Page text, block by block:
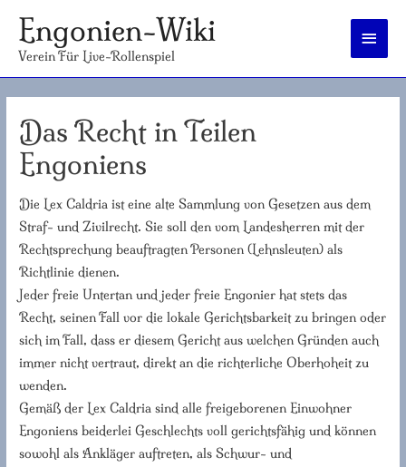
Engonien-Wiki
Verein Für Live-Rollenspiel
Das Recht in Teilen
Engoniens
Die Lex Caldria ist eine alte Sammlung von Gesetzen aus dem
Straf- und Zivilrecht. Sie soll den vom Landesherren mit der
Rechtsprechung beauftragten Personen (Lehnsleuten) als
Richtlinie dienen.
Jeder freie Untertan und jeder freie Engonier hat stets das
Recht, seinen Fall vor die lokale Gerichtsbarkeit zu bringen oder
sich im Fall, dass er diesem Gericht aus welchen Gründen auch
immer nicht vertraut, direkt an die richterliche Oberhoheit zu
wenden.
Gemäß der Lex Caldria sind alle freigeborenen Einwohner
Engoniens beiderlei Geschlechts voll gerichtsfähig und können
sowohl als Ankläger auftreten, als Schwur- und